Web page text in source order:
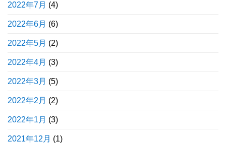
2022年7月 (4)
2022年6月 (6)
2022年5月 (2)
2022年4月 (3)
2022年3月 (5)
2022年2月 (2)
2022年1月 (3)
2021年12月 (1)